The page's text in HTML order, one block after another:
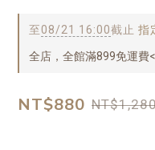
至08/21 16:00截止 指
全店，全館滿899免運費
NT$880